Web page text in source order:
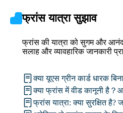
फ्रांस यात्रा सुझाव
फ्रांस की यात्रा को सुगम और
सलाह और व्यावहारिक जानकारी
क्या यूएस ग्रीन कार्ड धारक
क्या फ्रांस में वीड कानूनी है？
फ्रांस यात्रा: क्या सुरक्षित है?